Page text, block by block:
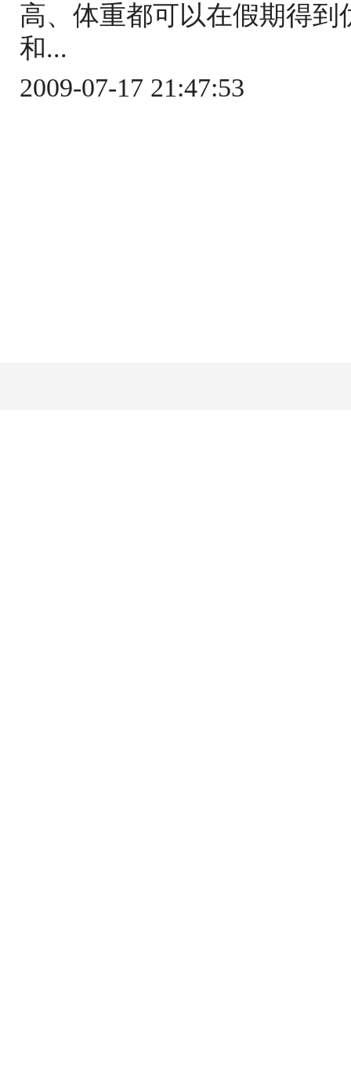
高、体重都可以在假期得
和...
2009-07-17 21:47:53